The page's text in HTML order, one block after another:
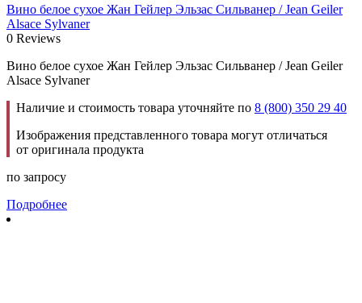
Вино белое сухое Жан Гейлер Эльзас Сильванер / Jean Geiler
Alsace Sylvaner
0 Reviews
Вино белое сухое Жан Гейлер Эльзас Сильванер / Jean Geiler
Alsace Sylvaner
Наличие и стоимость товара уточняйте по 8 (800) 350 29 40
Изображения представленного товара могут отличаться
от оригинала продукта
по запросу
Подробнее